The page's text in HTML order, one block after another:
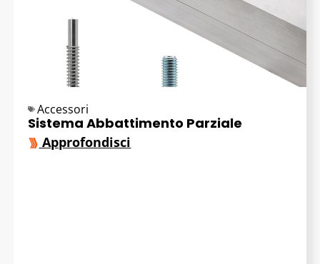
Accessori
Sistema Abbattimento Parziale
Approfondisci